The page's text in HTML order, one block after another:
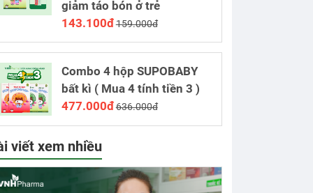
giảm táo bón ở trẻ
143.100đ159.000đ
Combo 4 hộp SUPOBABY
bất kì ( Mua 4 tính tiền 3 )
477.000đ636.000đ
viết xem nhiều